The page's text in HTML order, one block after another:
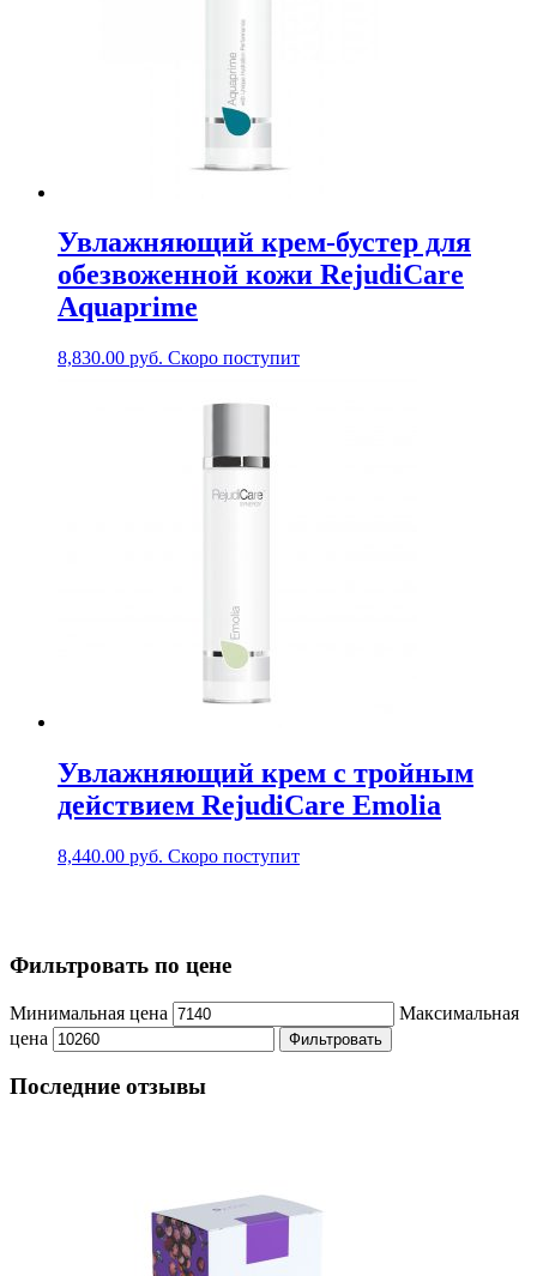
Увлажняющий крем-бустер для
обезвоженной кожи RejudiCare
Aquaprime
8,830.00 руб. Скоро поступит
Увлажняющий крем с тройным
действием RejudiCare Emolia
8,440.00 руб. Скоро поступит
Фильтровать по цене
Минимальная цена
Максимальная
цена
Фильтровать
Последние отзывы